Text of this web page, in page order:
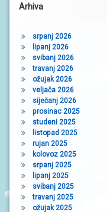
Arhiva
srpanj 2026
lipanj 2026
svibanj 2026
travanj 2026
ožujak 2026
veljača 2026
siječanj 2026
prosinac 2025
studeni 2025
listopad 2025
rujan 2025
kolovoz 2025
srpanj 2025
lipanj 2025
svibanj 2025
travanj 2025
ožujak 2025